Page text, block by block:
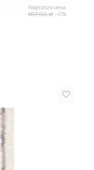
Najniższa cena:
697,00 zł -0%